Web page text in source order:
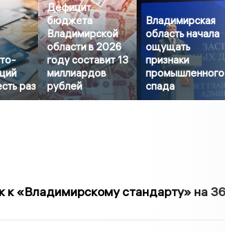
раз
Дефицит
бюджета
Владимирской
области в 2026
году составит 13
миллиардов
рублей
Владимирская
область начала
ощущать
признаки
промышленного
спада
«Владимирскому стандарту» на 36